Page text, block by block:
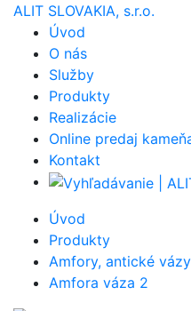
ALIT SLOVAKIA, s.r.o.
Úvod
O nás
Služby
Produkty
Realizácie
Online predaj
Kontakt
Úvod
Produkty
Amfory, antické vázy
Amfora váza 2